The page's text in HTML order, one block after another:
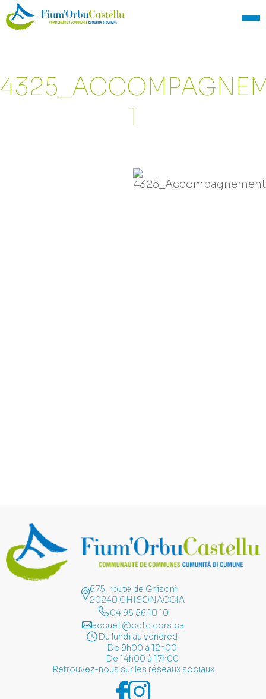
1
675, route de Ghisoni
20240 GHISONACCIA
04 95 56 10 10
accueil@ccfc.corsica
Du lundi au vendredi
De 9h00 à 12h00
De 14h00 à 17h00
Retrouvez-nous sur les réseaux sociaux